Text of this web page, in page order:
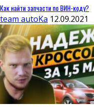
Как найти запчасти по ВИН-коду?
team autoKa 12.09.2021